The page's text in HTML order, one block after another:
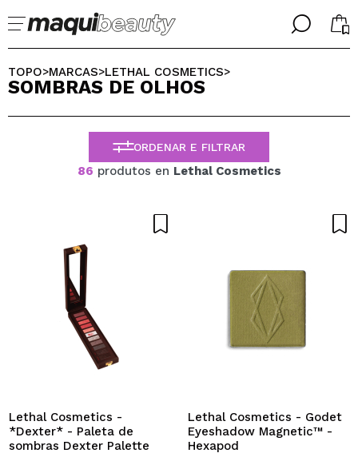
╳
Já sou #maquilover, tenho uma conta
Esqueceu-se da palavra-passe?
Eu não tenho uma conta aqui
QUERO REGISTAR-ME
compras rapidamente, verificar o estado das suas
encomendas e consultar as suas operações anteriores.
╳
SELECIONE O SEU IDIOMA
PORTUGUESE
ESPAÑOL
ENGLISH
FRANCES
TOPO>MARCAS>LETHAL COSMETICS>
SOMBRAS DE OLHOS
ORDENAR E FILTRAR
86 produtos en Lethal Cosmetics
Lethal Cosmetics -
*Dexter* - Paleta de
sombras Dexter Palette
Lethal Cosmetics - Godet
Eyeshadow Magnetic™ -
Hexapod